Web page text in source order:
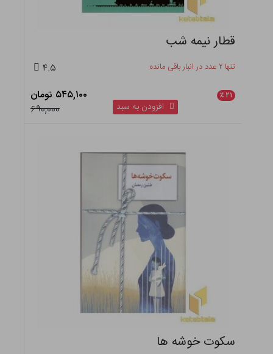
قطار نیمه شب
تنها ۲ عدد در انبار باقی مانده ۴.۵
۲۱ ٪
۵۴۵,۱۰۰ تومان
۶۹۰,۰۰۰
افزودن به سبد
سکوت خوشه ها